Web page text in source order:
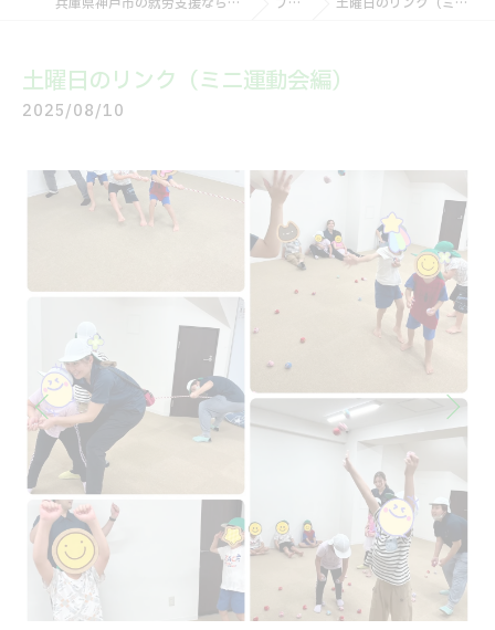
兵庫県神戸市の就労支援なら株式会社RUOLO ブログ 土曜日のリンク（ミニ運動会編）
土曜日のリンク（ミニ運動会編）
2025/08/10